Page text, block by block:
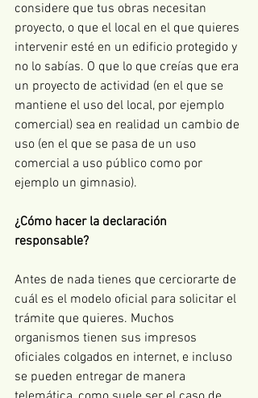
considere que tus obras necesitan
proyecto, o que el local en el que quieres
intervenir esté en un edificio protegido y
no lo sabías. O que lo que creías que era
un proyecto de actividad (en el que se
mantiene el uso del local, por ejemplo
comercial) sea en realidad un cambio de
uso (en el que se pasa de un uso
comercial a uso público como por
ejemplo un gimnasio).
¿Cómo hacer la declaración
responsable?
Antes de nada tienes que cerciorarte de
cuál es el modelo oficial para solicitar el
trámite que quieres. Muchos
organismos tienen sus impresos
oficiales colgados en internet, e incluso
se pueden entregar de manera